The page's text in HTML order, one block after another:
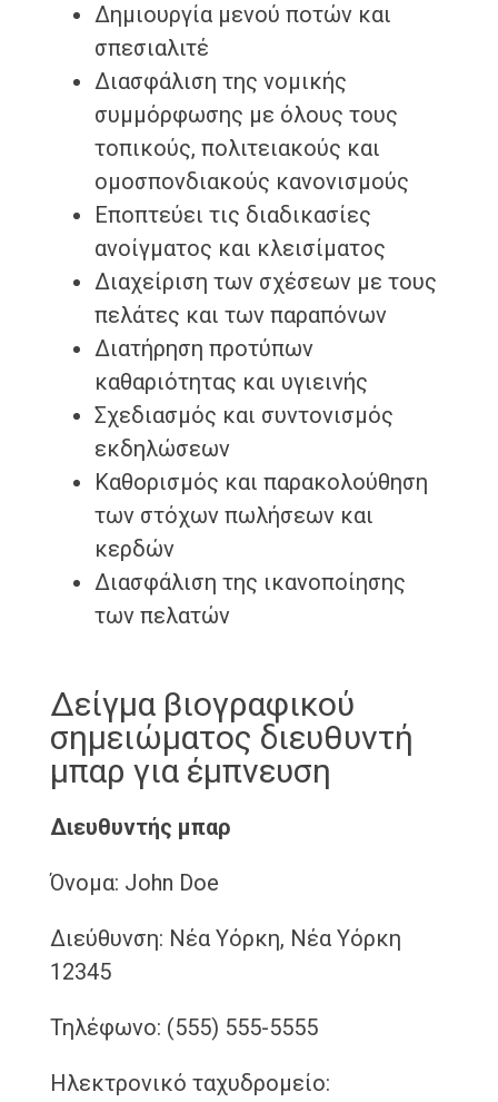
Δημιουργία μενού ποτών και
σπεσιαλιτέ
Διασφάλιση της νομικής
συμμόρφωσης με όλους τους
τοπικούς, πολιτειακούς και
ομοσπονδιακούς κανονισμούς
Εποπτεύει τις διαδικασίες
ανοίγματος και κλεισίματος
Διαχείριση των σχέσεων με τους
πελάτες και των παραπόνων
Διατήρηση προτύπων
καθαριότητας και υγιεινής
Σχεδιασμός και συντονισμός
εκδηλώσεων
Καθορισμός και παρακολούθηση
των στόχων πωλήσεων και
κερδών
Διασφάλιση της ικανοποίησης
των πελατών
Δείγμα βιογραφικού
σημειώματος διευθυντή
μπαρ για έμπνευση
Διευθυντής μπαρ
Όνομα: John Doe
Διεύθυνση: Νέα Υόρκη, Νέα Υόρκη
12345
Τηλέφωνο: (555) 555-5555
Ηλεκτρονικό ταχυδρομείο: